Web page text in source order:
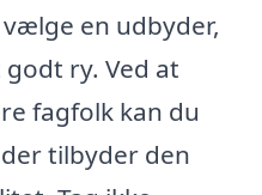
en udbyder,
ry. Ved at
fagfolk kan du
tilbyder den